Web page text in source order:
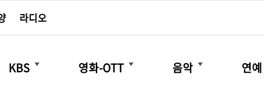
라디오
KBS
더보기
영화-OTT
더보기
음악
더보기
연예
더보기